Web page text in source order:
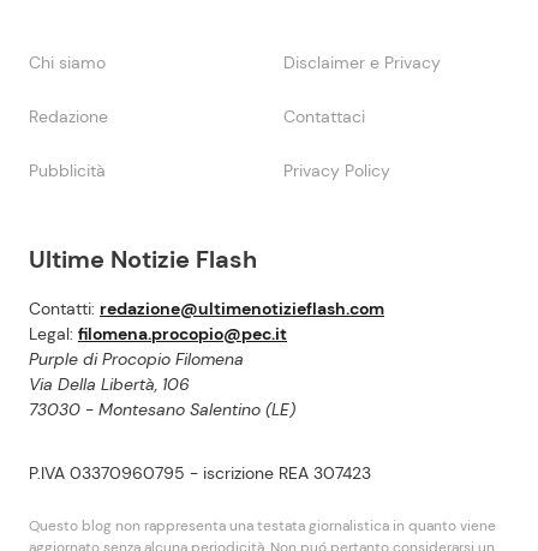
Ultime Notizie Flash
Contatti: redazione@ultimenotizieflash.com
Legal: filomena.procopio@pec.it
Purple di Procopio Filomena
Via Della Libertà, 106
73030 - Montesano Salentino (LE)
P.IVA 03370960795 - iscrizione REA 307423
Questo blog non rappresenta una testata giornalistica in quanto viene
Chi siamo Disclaimer e Privacy
Redazione Contattaci
Pubblicità Privacy Policy